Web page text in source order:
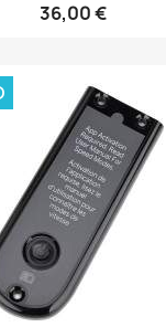
36,00 €